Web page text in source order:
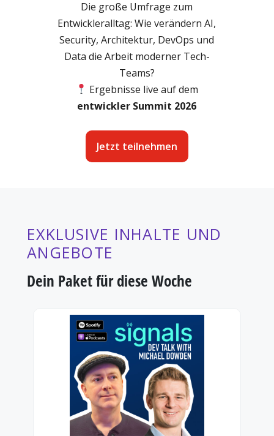
Die große Umfrage zum
Entwickleralltag: Wie verändern AI,
Security, Architektur, DevOps und
Data die Arbeit moderner Tech-
Teams?
Ergebnisse live auf dem
entwickler Summit 2026
Jetzt teilnehmen
EXKLUSIVE INHALTE UND
ANGEBOTE
Dein Paket für diese Woche